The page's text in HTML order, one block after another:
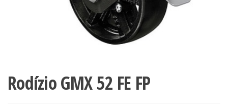
Rodízio GMX 52 FE FP